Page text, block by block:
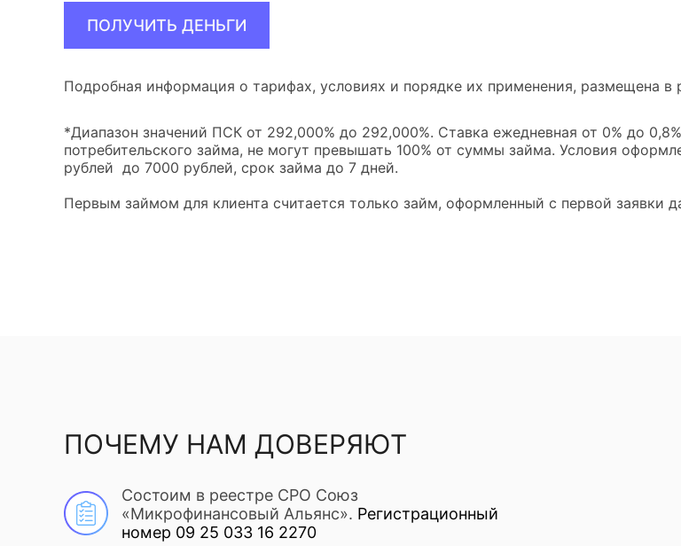
ПОЛУЧИТЬ ДЕНЬГИ
Подробная информация о тарифах, условиях и порядке их применения, размещена в
*Диапазон значений ПСК от 292,000% до 292,000%. Ставка ежедневная от 0% до
потребительского займа, не могут превышать 100% от суммы займа. Условия
рублей до 7000 рублей, срок займа до 7 дней.
Первым займом для клиента считается только займ, оформленный с первой заявки
ПОЧЕМУ НАМ ДОВЕРЯЮТ
Состоим в реестре СРО Союз
«Микрофинансовый Альянс». Регистрационный
номер 09 25 033 16 2270